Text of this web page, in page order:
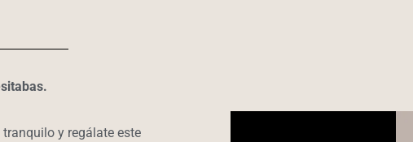
y regálate este